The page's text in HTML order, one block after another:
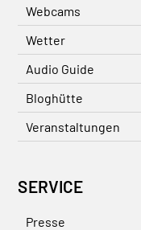
Webcams
Wetter
Audio Guide
Bloghütte
Veranstaltungen
SERVICE
Presse